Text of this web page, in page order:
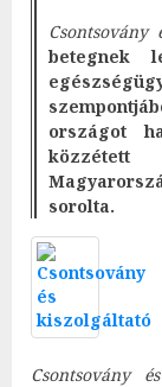
Csontsovány
betegnek
országot
közzétett
sorolta.
Csontsovány